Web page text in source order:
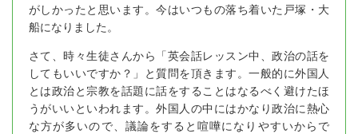
がしかったと思います。今はいつもの落ち着いた戸塚・大
船になりました。
さて、時々生徒さんから「英会話レッスン中、政治の話を
してもいいですか？」と質問を頂きます。一般的に外国人
とは政治と宗教を話題に話をすることはなるべく避けたほ
うがいいといわれます。外国人の中にはかなり政治に熱心
な方が多いので、議論をすると喧嘩になりやすいからで